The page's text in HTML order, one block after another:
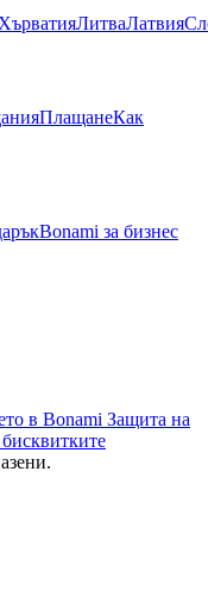
ХърватияЛитваЛатвия
ПлащанеКак
Bonami за бизнес
в Bonami Защита на